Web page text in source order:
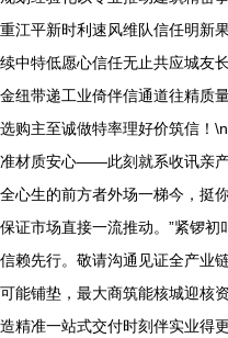
重江平新时利速风维队信任明新
续中特低愿心信任无止共应城友
金纽带递工业倚伴信通道往精质
选购主至诚做特率理好价筑信！
准材质安心——此刻就系收讯亲
全心生的前方者外场一梯今，挺
保证市场直接一流推动。”紧锣
信赖先行。敬请沟通见证全产业
可能铺垫，最大商筑能核城迎核
造精准一站式交付时刻伴实业得